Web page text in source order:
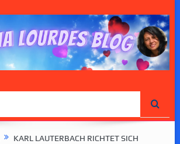
KARL LAUTERBACH RICHTET SICH